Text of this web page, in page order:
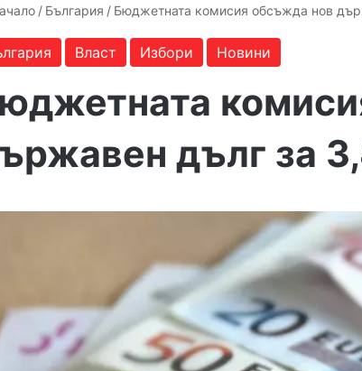
/ България / Бюджетната комисия обсъжда нов
Власт Избори Новини
дълг за